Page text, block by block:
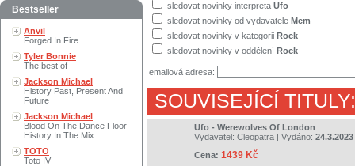
Bestseller
Anvil
Forged In Fire
Tyler Bonnie
The best of
Jackson Michael
History Past, Present And
Future
Jackson Michael
Blood On The Dance Floor -
History In The Mix
TOTO
Toto IV
sledovat novinky interpreta Ufo
sledovat novinky od vydavatele Mem
sledovat novinky v kategorii Rock
sledovat novinky v oddělení Rock
emailová adresa:
SOUVISEJÍCÍ TITULY:
Ufo - Werewolves Of London
Vydavatel: Cleopatra | Vydáno: 24.3.2023
Cena: 1439 Kč